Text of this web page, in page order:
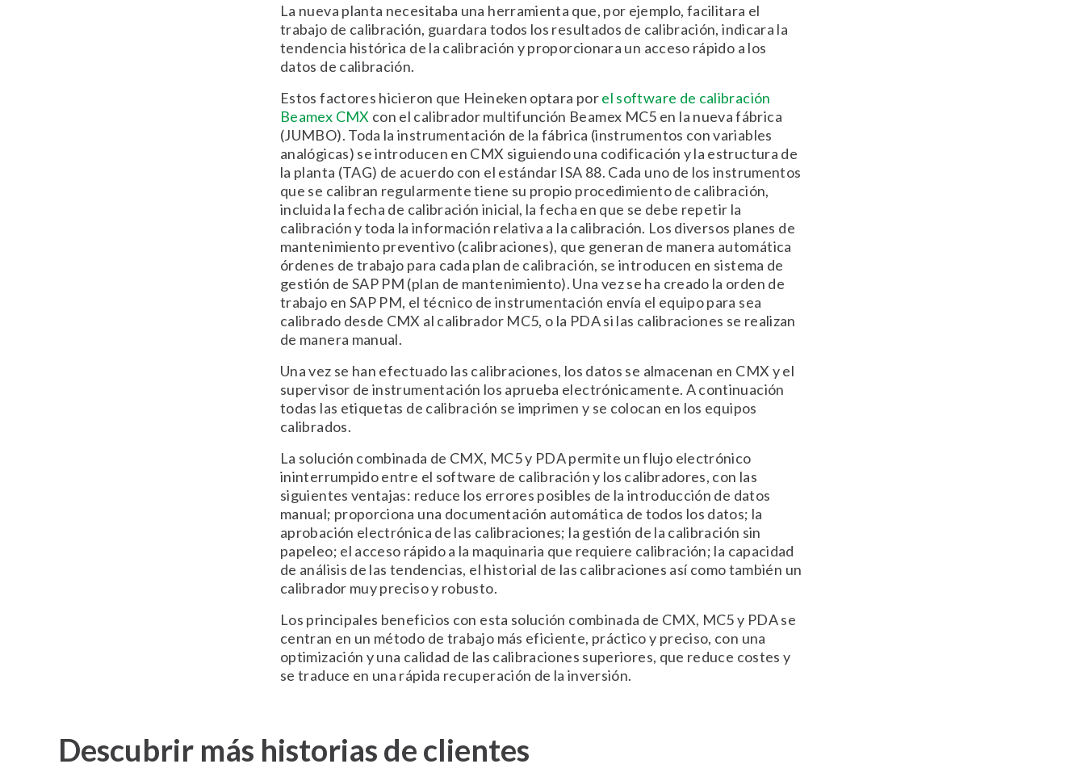
La nueva planta necesitaba una herramienta que, por ejemplo, facilitara el
trabajo de calibración, guardara todos los resultados de calibración, indicara la
tendencia histórica de la calibración y proporcionara un acceso rápido a los
datos de calibración.
Estos factores hicieron que Heineken optara porel software de calibración
Beamex CMX con el calibrador multifunción Beamex MC5 en la nueva fábrica
(JUMBO). Toda la instrumentación de la fábrica (instrumentos con variables
analógicas) se introducen en CMX siguiendo una codificación y la estructura de
la planta (TAG) de acuerdo con el estándar ISA 88. Cada uno de los instrumentos
que se calibran regularmente tiene su propio procedimiento de calibración,
incluida la fecha de calibración inicial, la fecha en que se debe repetir la
calibración y toda la información relativa a la calibración. Los diversos planes de
mantenimiento preventivo (calibraciones), que generan de manera automática
órdenes de trabajo para cada plan de calibración, se introducen en sistema de
gestión de SAP PM (plan de mantenimiento). Una vez se ha creado la orden de
trabajo en SAP PM, el técnico de instrumentación envía el equipo para sea
calibrado desde CMX al calibrador MC5, o la PDA si las calibraciones se realizan
de manera manual.
Una vez se han efectuado las calibraciones, los datos se almacenan en CMX y el
supervisor de instrumentación los aprueba electrónicamente. A continuación
todas las etiquetas de calibración se imprimen y se colocan en los equipos
calibrados.
La solución combinada de CMX, MC5 y PDA permite un flujo electrónico
ininterrumpido entre el software de calibración y los calibradores, con las
siguientes ventajas: reduce los errores posibles de la introducción de datos
manual; proporciona una documentación automática de todos los datos; la
aprobación electrónica de las calibraciones; la gestión de la calibración sin
papeleo; el acceso rápido a la maquinaria que requiere calibración; la capacidad
de análisis de las tendencias, el historial de las calibraciones así como también un
calibrador muy preciso y robusto.
Los principales beneficios con esta solución combinada de CMX, MC5 y PDA se
centran en un método de trabajo más eficiente, práctico y preciso, con una
optimización y una calidad de las calibraciones superiores, que reduce costes y
se traduce en una rápida recuperación de la inversión.
Descubrir más historias de clientes